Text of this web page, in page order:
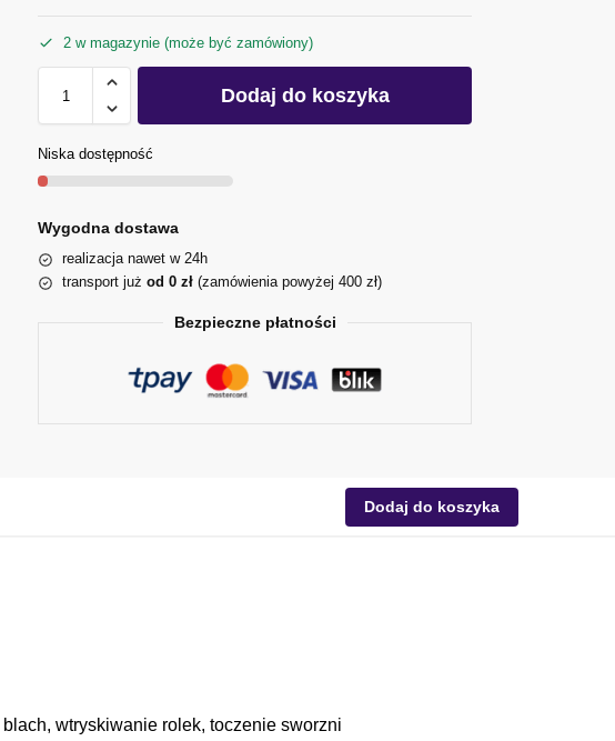
2 w magazynie (może być zamówiony)
Dodaj do koszyka
Niska dostępność
Wygodna dostawa
realizacja nawet w 24h
transport jużod 0 zł (zamówienia powyżej 400 zł)
Bezpieczne płatności
Dodaj do koszyka
wtryskiwanie rolek, toczenie sworzni